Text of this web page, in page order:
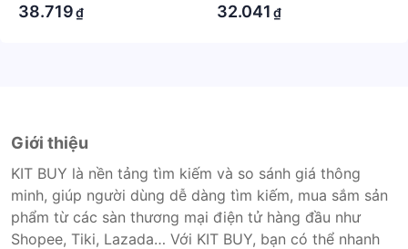
38.719₫
Classic Watch 2 Garmin
32.041 ₫
Giới thiệu
KIT BUY là nền tảng tìm kiếm và so sánh giá thông
minh, giúp người dùng dễ dàng tìm kiếm, mua sắm sản
phẩm từ các sàn thương mại điện tử hàng đầu như
Shopee, Tiki, Lazada… Với KIT BUY, bạn có thể nhanh